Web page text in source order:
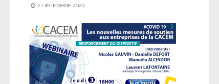
2 DÉCEMBRE 2020